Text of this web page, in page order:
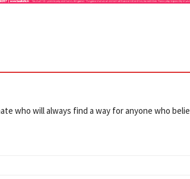
who will always find a way for anyone who